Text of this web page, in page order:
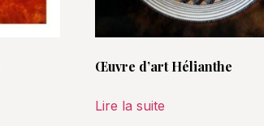
Œuvre d’art Hélianthe
Lire la suite